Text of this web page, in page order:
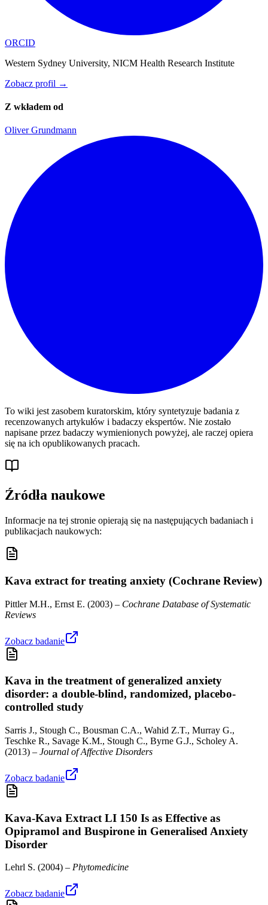
ORCID
Western Sydney University, NICM Health Research Institute
Zobacz profil →
Z wkładem od
Oliver Grundmann
To wiki jest zasobem kuratorskim, który syntetyzuje badania z
recenzowanych artykułów i badaczy ekspertów. Nie zostało
napisane przez badaczy wymienionych powyżej, ale raczej opiera
się na ich opublikowanych pracach.
Źródła naukowe
Informacje na tej stronie opierają się na następujących badaniach i
publikacjach naukowych:
Kava extract for treating anxiety (Cochrane Review)
Pittler M.H., Ernst E. (2003) – Cochrane Database of Systematic
Reviews
Zobacz badanie
Kava in the treatment of generalized anxiety
disorder: a double-blind, randomized, placebo-
controlled study
Sarris J., Stough C., Bousman C.A., Wahid Z.T., Murray G.,
Teschke R., Savage K.M., Stough C., Byrne G.J., Scholey A.
(2013) – Journal of Affective Disorders
Zobacz badanie
Kava-Kava Extract LI 150 Is as Effective as
Opipramol and Buspirone in Generalised Anxiety
Disorder
Lehrl S. (2004) – Phytomedicine
Zobacz badanie